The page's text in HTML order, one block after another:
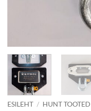
ESILEHT / HUNT TOOTED